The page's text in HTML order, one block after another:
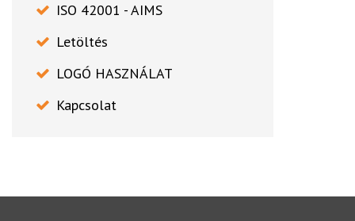
ISO 42001 - AIMS
Letöltés
LOGÓ HASZNÁLAT
Kapcsolat